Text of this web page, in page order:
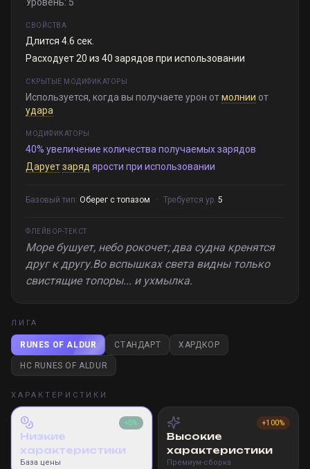
СВОЙСТВА
Длится 4.6 сек.
Расходует 20 из 40 зарядов при использовании
СКРЫТЫЕ МОДИФИКАТОРЫ
Используется, когда вы получаете урон отмолнии от
удара
МОДИФИКАТОРЫ
40% увеличение количества получаемых зарядов
Даруетзаряд ярости при использовании
Базовый тип: Оберег с топазом · Требуется ур. 5
ФЛЕЙВОР-ТЕКСТ
Море бушует, небо рокочет; два судна кренятся
друг к другу.Во вспышках света видны только
свистящие топоры... и ухмылка.
ЛИГА
RUNES OF ALDUR СТАНДАРТ ХАРДКОР
HC RUNES OF ALDUR
ХАРАКТЕРИСТИКИ
+0%
Низкие
характеристики
База цены
+100%
Высокие
характеристики
Премиум-сборка